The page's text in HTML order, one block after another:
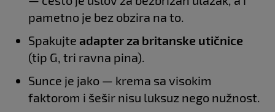
pametno je bez obzira na to.
Spakujte adapter za britanske utičnice
(tip G, tri ravna pina).
Sunce je jako — krema sa visokim
faktorom i šešir nisu luksuz nego nužnost.